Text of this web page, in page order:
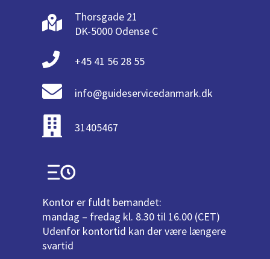
Thorsgade 21
DK-5000 Odense C
+45 41 56 28 55
info@guideservicedanmark.dk
31405467
Kontor er fuldt bemandet:
mandag – fredag kl. 8.30 til 16.00 (CET)
Udenfor kontortid kan der være længere
svartid